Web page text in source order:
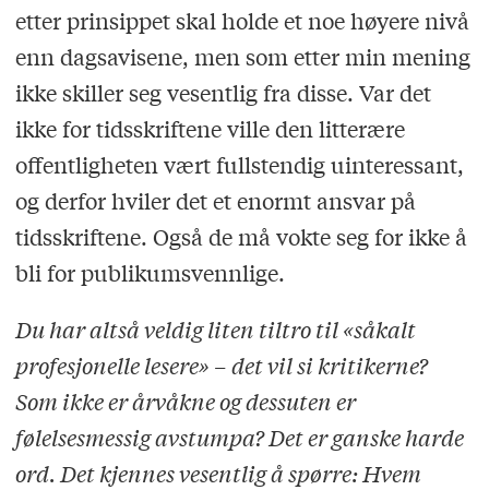
etter prinsippet skal holde et noe høyere nivå
enn dagsavisene, men som etter min mening
ikke skiller seg vesentlig fra disse. Var det
ikke for tidsskriftene ville den litterære
offentligheten vært fullstendig uinteressant,
og derfor hviler det et enormt ansvar på
tidsskriftene. Også de må vokte seg for ikke å
bli for publikumsvennlige.
Du har altså veldig liten tiltro til «såkalt
profesjonelle lesere» – det vil si kritikerne?
Som ikke er årvåkne og dessuten er
følelsesmessig avstumpa? Det er ganske harde
ord. Det kjennes vesentlig å spørre: Hvem